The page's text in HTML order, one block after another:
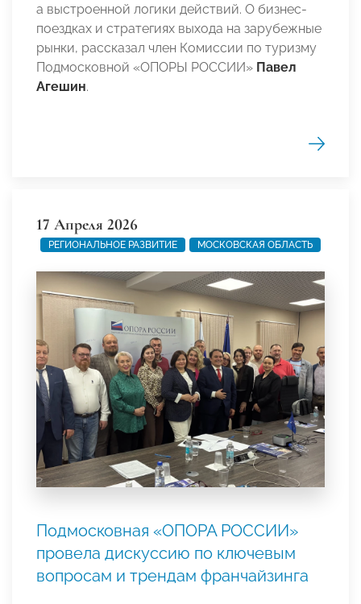
а выстроенной логики действий. О бизнес-
поездках и стратегиях выхода на зарубежные
рынки, рассказал член Комиссии по туризму
Подмосковной «ОПОРЫ РОССИИ» Павел
Агешин.
17 Апреля 2026
РЕГИОНАЛЬНОЕ РАЗВИТИЕ МОСКОВСКАЯ ОБЛАСТЬ
Подмосковная «ОПОРА РОССИИ»
провела дискуссию по ключевым
вопросам и трендам франчайзинга